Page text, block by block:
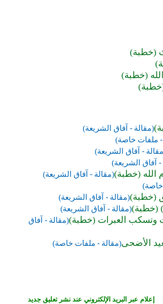
(خطبة)
(خطبة)
(خطبة)
(مقالة - آفاق الشريعة)
- ملفات خاصة)
- آفاق الشريعة)
- آفاق الشريعة)
الله (خطبة)(مقالة - آفاق الشريعة)
خاصة)
(خطبة)(مقالة - آفاق الشريعة)
(مقالة - آفاق الشريعة)
وتسكب العبرات (خطبة)(مقالة - آفاق
الأضحى(مقالة - ملفات خاصة)
إعلام عبر البريد الإلكتروني عند نشر تعليق جديد